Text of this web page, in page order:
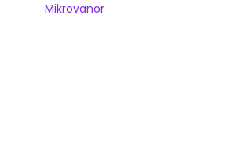
Mikrovanor